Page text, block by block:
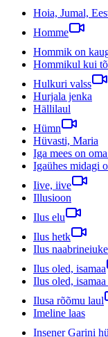
Hoia, Jumal,
Homme
Hommik on
Hommikul kui
Hulkuri valss
Hurjala jenka
Hällilaul
Hümn
Hüvasti, Maria
Iga mees on
Igaühes midagi
Iive, iive
Illusioon
Ilus elu
Ilus hetk
Ilus naabrineiuke
Ilus oled, isamaa
Ilus oled,
Ilusa rõõmu laul
Imeline laas
Insener Garini